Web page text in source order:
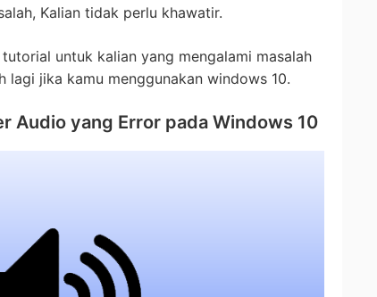
Kalian tidak perlu khawatir.
untuk kalian yang mengalami masalah
lagi jika kamu menggunakan windows 10.
Audio yang Error pada Windows 10